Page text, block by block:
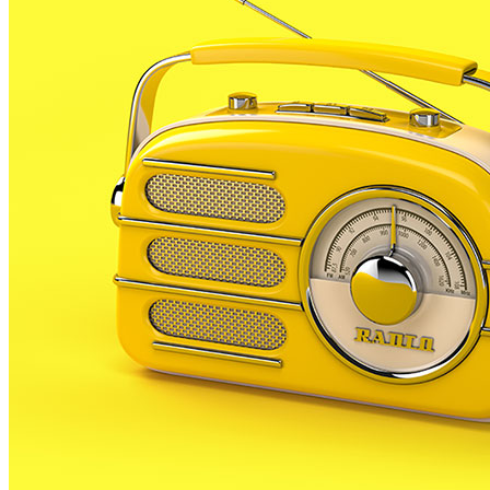
Convoquen el ple extraordinari pel sorteig dels
membres de les meses electorals el 23J
El pròxim 22 de juny, la Sala de Plens de l’Ajuntament
de Palafolls acull una nova sessió del ple municipal.
En aquest cas, es tracta de la sessió extraordinària
per sortejar qui seran els representants de les meses
electorals el...
Ja es pot demanar el vot per correu per a les
eleccions generals